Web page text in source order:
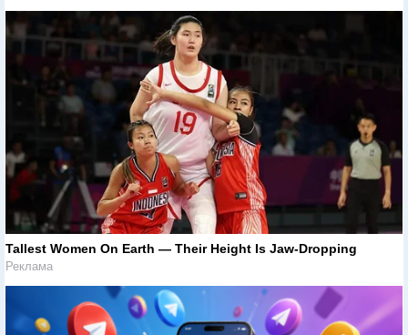
Tallest Women On Earth — Their Height Is Jaw-Dropping
Реклама